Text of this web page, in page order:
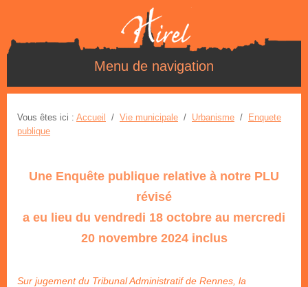
Menu de navigation
Vous êtes ici : Accueil / Vie municipale / Urbanisme /
Enquete
publique
Une Enquête publique relative à notre PLU
révisé
a eu lieu du vendredi 18 octobre au mercredi
20 novembre 2024 inclus
Sur jugement du Tribunal Administratif de Rennes, la